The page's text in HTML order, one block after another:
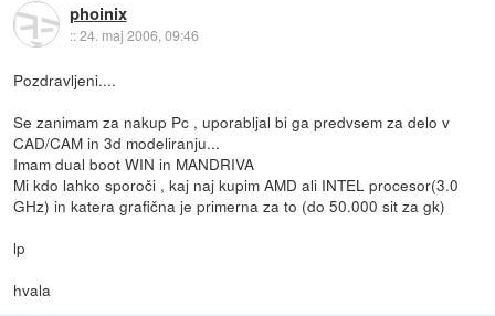
phoinix
::24. maj 2006, 09:46
Pozdravljeni....
Se zanimam za nakup Pc , uporabljal bi ga predvsem za delo v
CAD/CAM in 3d modeliranju...
Imam dual boot WIN in MANDRIVA
Mi kdo lahko sporoči , kaj naj kupim AMD ali INTEL procesor(3.0
GHz) in katera grafična je primerna za to (do 50.000 sit za gk)
lp
hvala